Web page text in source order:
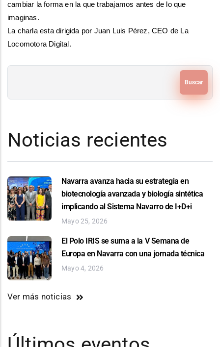
cambiar la forma en la que trabajamos antes de lo que
imaginas.
La charla esta dirigida por Juan Luis Pérez, CEO de La
Locomotora Digital.
Noticias recientes
Navarra avanza hacia su estrategia en
biotecnología avanzada y biología sintética
implicando al Sistema Navarro de I+D+i
Mayo 25, 2026
El Polo IRIS se suma a la V Semana de
Europa en Navarra con una jornada técnica
Mayo 4, 2026
Ver más noticias